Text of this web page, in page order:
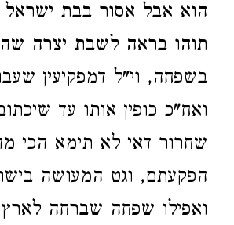
הוא אבל אסור בבת
תוהו בראה לשבת יצרה
בשפחה, וי"ל דמפקיעין
ואח"כ כופין אותו עד
שחרור דאי לא תימא הכי
הפקעתם, וגט המעושה
ואפילו שפחה שברחה